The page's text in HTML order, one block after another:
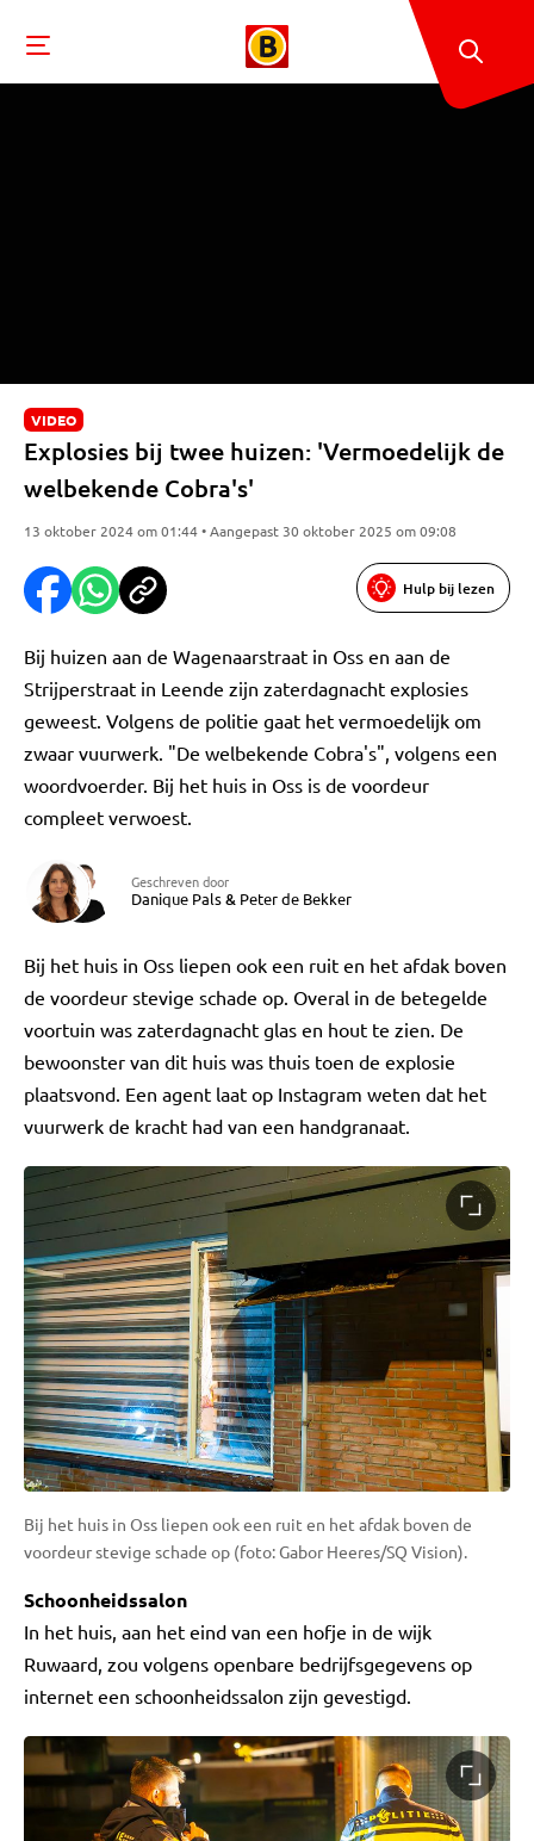
VIDEO
Explosies bij twee huizen: 'Vermoedelijk de
welbekende Cobra's'
13 oktober 2024 om 01:44 • Aangepast 30 oktober 2025 om 09:08
Hulp bij lezen
Bij huizen aan de Wagenaarstraat in Oss en aan de
Strijperstraat in Leende zijn zaterdagnacht explosies
geweest. Volgens de politie gaat het vermoedelijk om
zwaar vuurwerk. "De welbekende Cobra's", volgens een
woordvoerder. Bij het huis in Oss is de voordeur
compleet verwoest.
Geschreven door
Danique Pals& Peter de Bekker
Bij het huis in Oss liepen ook een ruit en het afdak boven
de voordeur stevige schade op. Overal in de betegelde
voortuin was zaterdagnacht glas en hout te zien. De
bewoonster van dit huis was thuis toen de explosie
plaatsvond. Een agent laat op Instagram weten dat het
vuurwerk de kracht had van een handgranaat.
Bij het huis in Oss liepen ook een ruit en het afdak boven de
voordeur stevige schade op (foto: Gabor Heeres/SQ Vision).
Schoonheidssalon
In het huis, aan het eind van een hofje in de wijk
Ruwaard, zou volgens openbare bedrijfsgegevens op
internet een schoonheidssalon zijn gevestigd.